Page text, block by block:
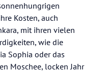
Kosten, auch
mit ihren vielen
wie die
Sophia oder das
Moschee, locken Jahr